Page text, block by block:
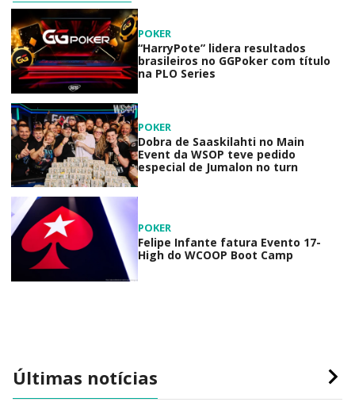
POKER
“HarryPote” lidera resultados
brasileiros no GGPoker com título
na PLO Series
POKER
Dobra de Saaskilahti no Main
Event da WSOP teve pedido
especial de Jumalon no turn
POKER
Felipe Infante fatura Evento 17-
High do WCOOP Boot Camp
Últimas notícias